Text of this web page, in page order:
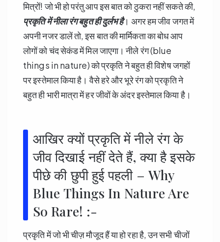
मित्रों! जो भी हो परंतु आप इस बात को ठुकरा नहीं सकते की,
प्रकृति में नीला रंग बहुत ही दुर्लभ है। अगर हम जीव जगत में
अपनी नजर डालें तो, इस बात की मार्मिकता का बोध आप
लोगों को चंद सेकंड में मिल जाएगा। नीले रंग (blue
things in nature) को प्रकृति ने बहुत ही विशेष जगहों
पर इस्तेमाल किया है। वैसे हरे और भूरे रंग को प्रकृति ने
बहुत ही भारी मात्रा में हर जीवों के अंदर इस्तेमाल किया है।
आखिर क्यों प्रकृति में नीले रंग के
जीव दिखाई नहीं देते हैं, क्या है इसके
पीछे की छुपी हुई पहली – Why
Blue Things In Nature Are
So Rare! :-
प्रकृति में जो भी चीज़ मौजूद हैं या हो रहा है, उन सभी चीजों